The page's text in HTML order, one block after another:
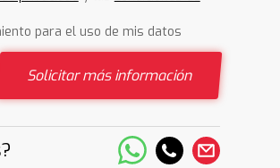
para el uso de mis datos
Solicitar más información